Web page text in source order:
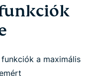
a maximális